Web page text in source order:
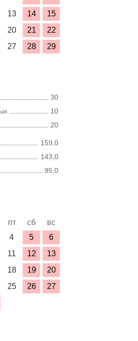
13 14
15
20 21
22
27 28
29
30
10
20
159,0
143,0
95,0
пт сб
вс
4 5
6
11 12
13
18 19
20
25 26
27